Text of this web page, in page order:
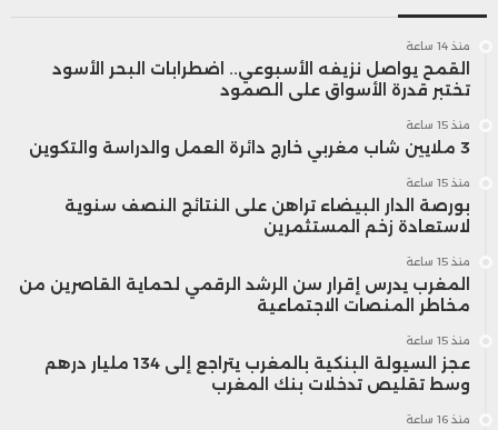
منذ 14 ساعة
القمح يواصل نزيفه الأسبوعي.. اضطرابات البحر الأسود
تختبر قدرة الأسواق على الصمود
منذ 15 ساعة
3 ملايين شاب مغربي خارج دائرة العمل والدراسة والتكوين
منذ 15 ساعة
بورصة الدار البيضاء تراهن على النتائج النصف سنوية
لاستعادة زخم المستثمرين
منذ 15 ساعة
المغرب يدرس إقرار سن الرشد الرقمي لحماية القاصرين من
مخاطر المنصات الاجتماعية
منذ 15 ساعة
عجز السيولة البنكية بالمغرب يتراجع إلى 134 مليار درهم
وسط تقليص تدخلات بنك المغرب
منذ 16 ساعة